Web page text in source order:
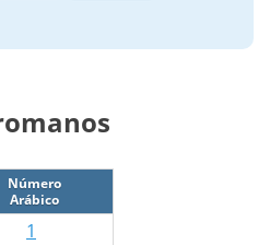
Número
Arábico
1